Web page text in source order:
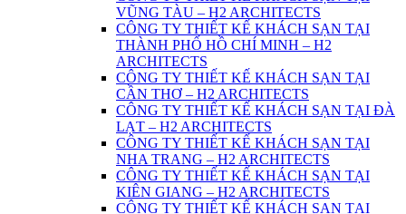
VŨNG TÀU – H2 ARCHITECTS
CÔNG TY THIẾT KẾ KHÁCH SẠN TẠI
THÀNH PHỐ HỒ CHÍ MINH – H2
ARCHITECTS
CÔNG TY THIẾT KẾ KHÁCH SẠN TẠI
CẦN THƠ – H2 ARCHITECTS
CÔNG TY THIẾT KẾ KHÁCH SẠN TẠI ĐÀ
LẠT – H2 ARCHITECTS
CÔNG TY THIẾT KẾ KHÁCH SẠN TẠI
NHA TRANG – H2 ARCHITECTS
CÔNG TY THIẾT KẾ KHÁCH SẠN TẠI
KIÊN GIANG – H2 ARCHITECTS
CÔNG TY THIẾT KẾ KHÁCH SẠN TẠI